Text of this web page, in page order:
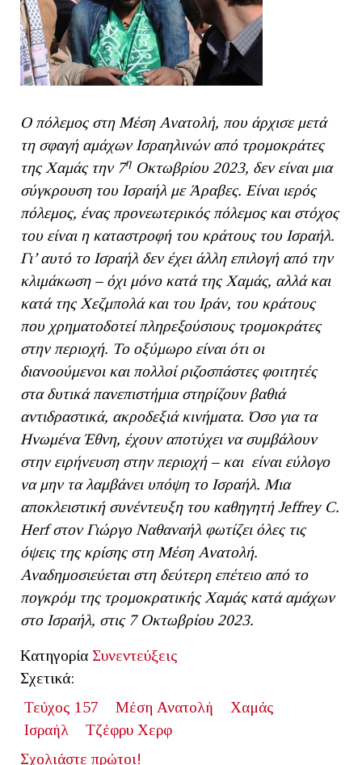
Ο πόλεμος στη Μέση Ανατολή, που άρχισε μετά
τη σφαγή αμάχων Ισραηλινών από τρομοκράτες
της Χαμάς την 7η Οκτωβρίου 2023, δεν είναι μια
σύγκρουση του Ισραήλ με Άραβες. Είναι ιερός
πόλεμος, ένας προνεωτερικός πόλεμος και στόχος
του είναι η καταστροφή του κράτους του Ισραήλ.
Γι’ αυτό το Ισραήλ δεν έχει άλλη επιλογή από την
κλιμάκωση – όχι μόνο κατά της Χαμάς, αλλά και
κατά της Χεζμπολά και του Ιράν, του κράτους
που χρηματοδοτεί πληρεξούσιους τρομοκράτες
στην περιοχή. Το οξύμωρο είναι ότι οι
διανοούμενοι και πολλοί ριζοσπάστες φοιτητές
στα δυτικά πανεπιστήμια στηρίζουν βαθιά
αντιδραστικά, ακροδεξιά κινήματα. Όσο για τα
Ηνωμένα Έθνη, έχουν αποτύχει να συμβάλουν
στην ειρήνευση στην περιοχή – και είναι εύλογο
να μην τα λαμβάνει υπόψη το Ισραήλ. Μια
αποκλειστική συνέντευξη του καθηγητή JeffreyC.
Herfστον Γιώργο Ναθαναήλ φωτίζει όλες τις
όψεις της κρίσης στη Μέση Ανατολή.
Αναδημοσιεύεται στη δεύτερη επέτειο από το
πογκρόμ της τρομοκρατικής Χαμάς κατά αμάχων
στο Ισραήλ, στις 7 Οκτωβρίου 2023.
Κατηγορία Συνεντεύξεις
Σχετικά:
Τεύχος 157
Μέση Ανατολή
Χαμάς
Ισραήλ
Τζέφρυ Χερφ
Σχολιάστε πρώτοι!